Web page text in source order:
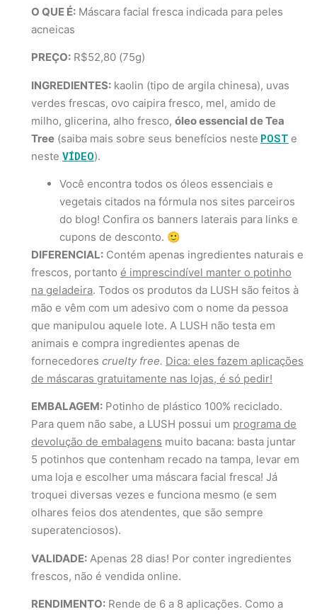
O QUE É: Máscara facial fresca indicada para peles
acneicas
PREÇO: R$52,80 (75g)
INGREDIENTES: kaolin (tipo de argila chinesa), uvas
verdes frescas, ovo caipira fresco, mel, amido de
milho, glicerina, alho fresco, óleo essencial de Tea
Tree (saiba mais sobre seus benefícios neste POST e
neste VÍDEO).
Você encontra todos os óleos essenciais e
vegetais citados na fórmula nos sites parceiros
do blog! Confira os banners laterais para links e
cupons de desconto. 🙂
DIFERENCIAL: Contém apenas ingredientes naturais e
frescos, portanto é imprescindível manter o potinho
na geladeira. Todos os produtos da LUSH são feitos à
mão e vêm com um adesivo com o nome da pessoa
que manipulou aquele lote. A LUSH não testa em
animais e compra ingredientes apenas de
fornecedores cruelty free. Dica: eles fazem aplicações
de máscaras gratuitamente nas lojas, é só pedir!
EMBALAGEM: Potinho de plástico 100% reciclado.
Para quem não sabe, a LUSH possui um programa de
devolução de embalagens muito bacana: basta juntar
5 potinhos que contenham recado na tampa, levar em
uma loja e escolher uma máscara facial fresca! Já
troquei diversas vezes e funciona mesmo (e sem
olhares feios dos atendentes, que são sempre
superatenciosos).
VALIDADE: Apenas 28 dias! Por conter ingredientes
frescos, não é vendida online.
RENDIMENTO: Rende de 6 a 8 aplicações. Como a